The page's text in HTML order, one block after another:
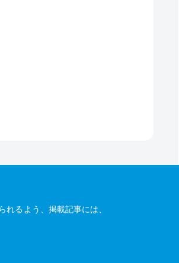
るよう、掲載記事には、